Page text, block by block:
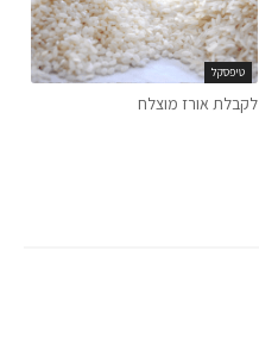
טיפסקל
לקבלת אורז מוצלח